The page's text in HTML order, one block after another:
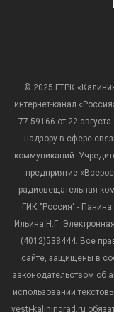
© 2025 ГТРК
интернет-канал
77-59166 от 22
надзору в сфере
коммуникаций.
предприятие
радиовещательная
ГИК "Россия" - Панина
Ильина Н.Г.
(4012)538444. Все
сайте, защищены в
законодательством об
использовании
vesti-kaliningrad.ru